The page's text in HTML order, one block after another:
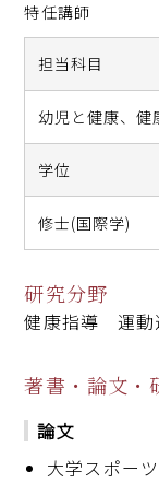
特任講師
担当科目
幼児と健康、健
学位
修士(国際学)
研究分野
健康指導 運動
著書・論文・
論文
大学スポー